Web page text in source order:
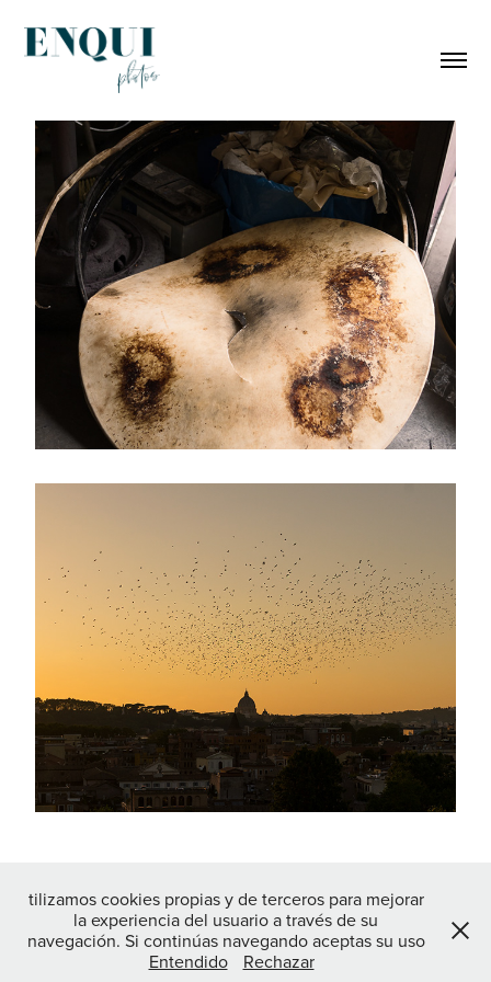
RITUALES
2023
2022
Powered by Adobe Portfolio
tilizamos cookies propias y de terceros para mejorar
la experiencia del usuario a través de su
navegación. Si continúas navegando aceptas su uso
Entendido
Rechazar